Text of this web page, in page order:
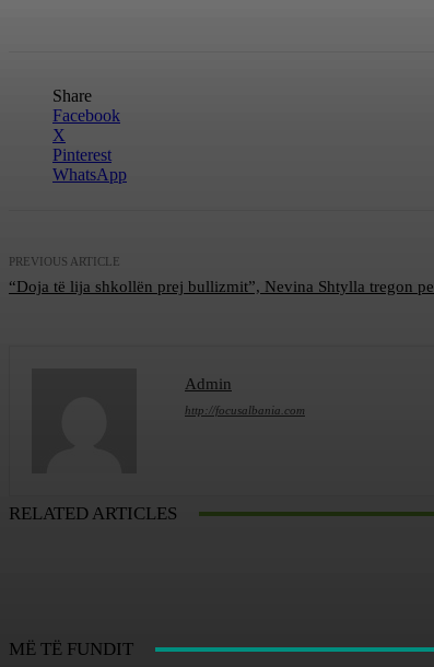
Share
Facebook
X
Pinterest
WhatsApp
PREVIOUS ARTICLE
“Doja të lija shkollën prej bullizmit”, Nevina Shtylla tregon
Admin
http://focusalbania.com
RELATED ARTICLES
MË TË FUNDIT